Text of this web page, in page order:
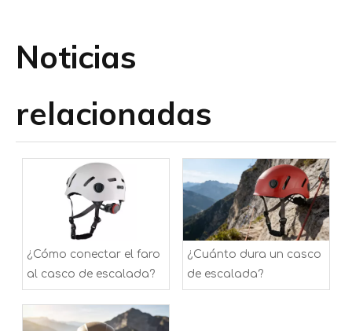
Noticias
relacionadas
¿Cómo conectar el faro
al casco de escalada?
¿Cuánto dura un casco
de escalada?